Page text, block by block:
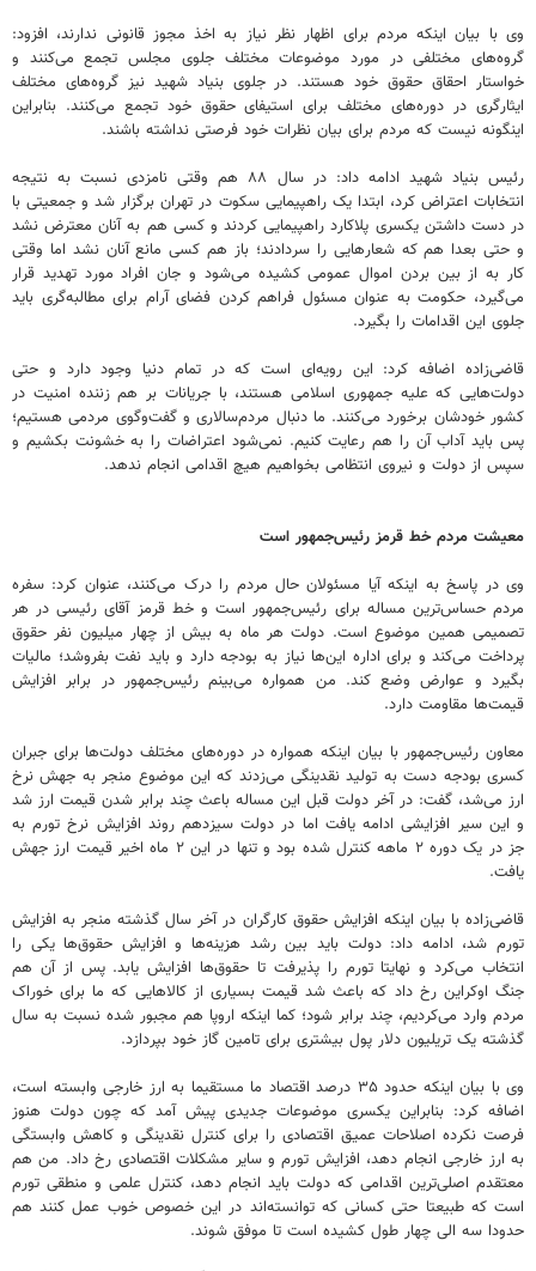
وی با بیان اینکه مردم برای اظهار نظر نیاز به اخذ مجوز قانونی ندارند، افزود:
گروه‌های مختلفی در مورد موضوعات مختلف جلوی مجلس تجمع می‌کنند و
خواستار احقاق حقوق خود هستند. در جلوی بنیاد شهید نیز گروه‌های مختلف
ایثارگری در دوره‌های مختلف برای استیفای حقوق خود تجمع می‌کنند. بنابراین
اینگونه نیست که مردم برای بیان نظرات خود فرصتی نداشته باشند.
رئیس بنیاد شهید ادامه داد: در سال ۸۸ هم وقتی نامزدی نسبت به نتیجه
انتخابات اعتراض کرد، ابتدا یک راهپیمایی سکوت در تهران برگزار شد و جمعیتی با
در دست داشتن یکسری پلاکارد راهپیمایی کردند و کسی هم به آنان معترض نشد
و حتی بعدا هم که شعارهایی را سردادند؛ باز هم کسی مانع آنان نشد اما وقتی
کار به از بین بردن اموال عمومی کشیده می‌شود و جان افراد مورد تهدید قرار
می‌گیرد، حکومت به عنوان مسئول فراهم کردن فضای آرام برای مطالبه‌گری باید
جلوی این اقدامات را بگیرد.
قاضی‌زاده اضافه کرد: این رویه‌ای است که در تمام دنیا وجود دارد و حتی
دولت‌هایی که علیه جمهوری اسلامی هستند، با جریانات بر هم زننده امنیت در
کشور خودشان برخورد می‌کنند. ما دنبال مردم‌سالاری و گفت‌وگوی مردمی هستیم؛
پس باید آداب آن را هم رعایت کنیم. نمی‌شود اعتراضات را به خشونت بکشیم و
سپس از دولت و نیروی انتظامی بخواهیم هیچ اقدامی انجام ندهد.
معیشت مردم خط قرمز رئیس‌جمهور است
وی در پاسخ به اینکه آیا مسئولان حال مردم را درک می‌کنند، عنوان کرد: سفره
مردم حساس‌ترین مساله برای رئیس‌جمهور است و خط قرمز آقای رئیسی در هر
تصمیمی همین موضوع است. دولت هر ماه به بیش از چهار میلیون نفر حقوق
پرداخت می‌کند و برای اداره این‌ها نیاز به بودجه دارد و باید نفت بفروشد؛ مالیات
بگیرد و عوارض وضع کند. من همواره می‌بینم رئیس‌جمهور در برابر افزایش
قیمت‌ها مقاومت دارد.
معاون رئیس‌جمهور با بیان اینکه همواره در دوره‌های مختلف دولت‌ها برای جبران
کسری بودجه دست به تولید نقدینگی می‌زدند که این موضوع منجر به جهش نرخ
ارز می‌شد، گفت: در آخر دولت قبل این مساله باعث چند برابر شدن قیمت ارز شد
و این سیر افزایشی ادامه یافت اما در دولت سیزدهم روند افزایش نرخ تورم به
جز در یک دوره ۲ ماهه کنترل شده بود و تنها در این ۲ ماه اخیر قیمت ارز جهش
یافت.
قاضی‌زاده با بیان اینکه افزایش حقوق کارگران در آخر سال گذشته منجر به افزایش
تورم شد، ادامه داد: دولت باید بین رشد هزینه‌ها و افزایش حقوق‌ها یکی را
انتخاب می‌کرد و نهایتا تورم را پذیرفت تا حقوق‌ها افزایش یابد. پس از آن هم
جنگ اوکراین رخ داد که باعث شد قیمت بسیاری از کالاهایی که ما برای خوراک
مردم وارد می‌کردیم، چند برابر شود؛ کما اینکه اروپا هم مجبور شده نسبت به سال
گذشته یک تریلیون دلار پول بیشتری برای تامین گاز خود بپردازد.
وی با بیان اینکه حدود ۳۵ درصد اقتصاد ما مستقیما به ارز خارجی وابسته است،
اضافه کرد: بنابراین یکسری موضوعات جدیدی پیش آمد که چون دولت هنوز
فرصت نکرده اصلاحات عمیق اقتصادی را برای کنترل نقدینگی و کاهش وابستگی
به ارز خارجی انجام دهد، افزایش تورم و سایر مشکلات اقتصادی رخ داد. من هم
معتقدم اصلی‌ترین اقدامی که دولت باید انجام دهد، کنترل علمی و منطقی تورم
است که طبیعتا حتی کسانی که توانسته‌اند در این خصوص خوب عمل کنند هم
حدودا سه الی چهار طول کشیده است تا موفق شوند.